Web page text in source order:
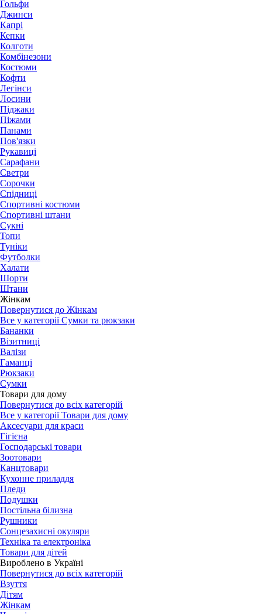
Гольфи
Джинси
Капрі
Кепки
Колготи
Комбінезони
Костюми
Кофти
Легінси
Лосини
Піджаки
Піжами
Панами
Пов'язки
Рукавиці
Сарафани
Светри
Сорочки
Спідниці
Спортивні костюми
Спортивні штани
Сукні
Топи
Туніки
Футболки
Халати
Шорти
Штани
Жінкам
Повернутися до Жінкам
Все у категорії Сумки та рюкзаки
Бананки
Візитниці
Валізи
Гаманці
Рюкзаки
Сумки
Товари для дому
Повернутися до всіх категорій
Все у категорії Товари для дому
Аксесуари для краси
Гігієна
Господарські товари
Зоотовари
Канцтовари
Кухонне приладдя
Пледи
Подушки
Постільна білизна
Рушники
Сонцезахисні окуляри
Техніка та електроніка
Товари для дітей
Вироблено в Україні
Повернутися до всіх категорій
Взуття
Дітям
Жінкам